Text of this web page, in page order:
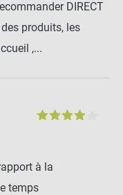
DIRECT
produits, les
,...
à la
temps